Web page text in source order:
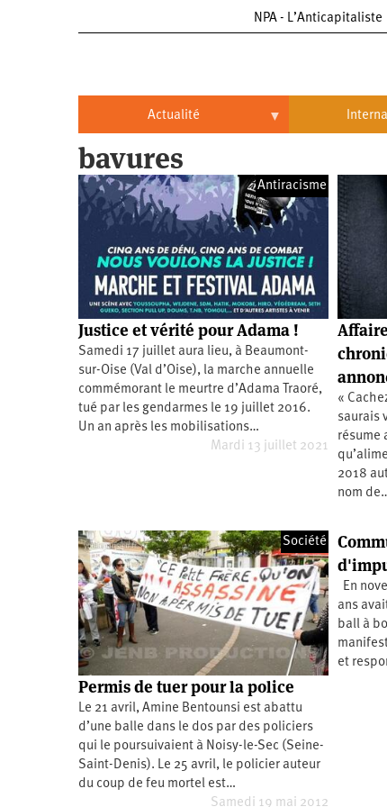
NPA - L’Anticapitaliste
Actualité
Actualité
Politique
Entreprises
Entreprises
Automobile
Aéronautique
Commerce
Hôpitaux
Oppressions
Oppressions
Antiracisme
Féminisme
LGBTI
Économie
Écologie
Éducation
Santé
Brésil
Chine
États-
Unis
Continents
Afrique
Amérique
Nord
Amérique
latine
Europe
Moyen-
Orient
Océanie
bavures
Antiracisme
Justice et vérité pour Adama !
Samedi 17 juillet aura lieu, à Beaumont-
sur-Oise (Val d’Oise), la marche annuelle
commémorant le meurtre d’Adama Traoré,
tué par les gendarmes le 19 juillet 2016.
Un an après les mobilisations…
Mardi 13 juillet 2021
«
saurais
résume
2018
nom
Société
Permis de tuer pour la police
Le 21 avril, Amine Bentounsi est abattu
d’une balle dans le dos par des policiers
qui le poursuivaient à Noisy-le-Sec (Seine-
Saint-Denis). Le 25 avril, le policier auteur
du coup de feu mortel est…
Samedi 19 mai 2012
En
ans
ball à
et